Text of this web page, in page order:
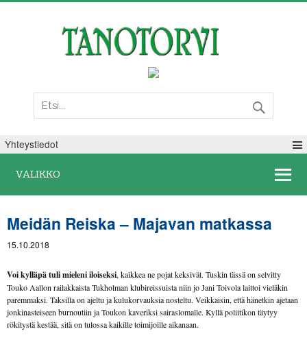
Yhteystiedot
VALIKKO
Meidän Reiska – Majavan matkassa
15.10.2018
Voi kylläpä tuli mieleni iloiseksi, kaikkea ne pojat keksivät. Tuskin tässä on selvitty
Touko Aallon railakkaista Tukholman klubireissuista niin jo Jani Toivola laittoi vieläkin
paremmaksi. Taksilla on ajeltu ja kulukorvauksia nosteltu. Veikkaisin, että hänetkin ajetaan
jonkinasteiseen burnoutiin ja Toukon kaveriksi sairaslomalle. Kyllä poliitikon täytyy
rökitystä kestää, sitä on tulossa kaikille toimijoille aikanaan.